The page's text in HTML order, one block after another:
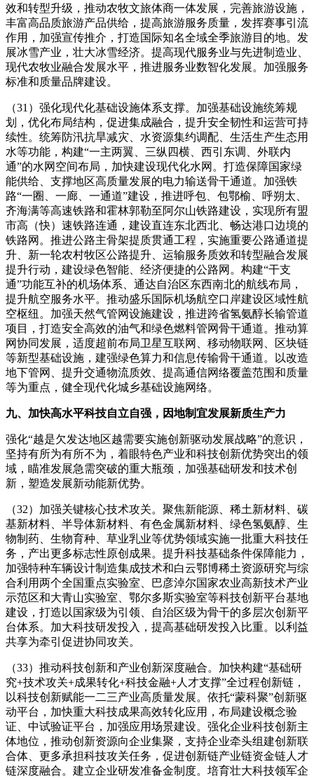
效和转型升级，推动农牧文旅体商一体发展，完善旅游设施，
丰富高品质旅游产品供给，提高旅游服务质量，发挥赛事引流
作用，加强宣传推介，打造国际知名全域全季旅游目的地。发
展冰雪产业，壮大冰雪经济。提高现代服务业与先进制造业、
现代农牧业融合发展水平，推进服务业数智化发展。加强服务
标准和质量品牌建设。
（31）强化现代化基础设施体系支撑。加强基础设施统筹规
划，优化布局结构，促进集成融合，提升安全韧性和运营可持
续性。统筹防汛抗旱减灾、水资源集约调配、生活生产生态用
水等功能，构建“一主两翼、三纵四横、西引东调、外联内
通”的水网空间布局，加快建设现代化水网。打造保障国家绿
能供给、支撑地区高质量发展的电力输送骨干通道。加强铁
路“一圈、一廊、一通道”建设，推进呼包、包鄂榆、呼朔太、
齐海满等高速铁路和霍林郭勒至阿尔山铁路建设，实现所有盟
市高（快）速铁路连通，建设直连东北西北、畅达港口边境的
铁路网。推进公路主骨架提质贯通工程，实施重要公路通道提
升、新一轮农村牧区公路提升、运输服务质效和转型融合发展
提升行动，建设绿色智能、经济便捷的公路网。构建“干支
通”功能互补的机场体系、通达自治区东西南北的航线布局，
提升航空服务水平。推动盛乐国际机场航空口岸建设区域性航
空枢纽。加强天然气管网设施建设，推进跨省氢氨醇长输管道
项目，打造安全高效的油气和绿色燃料管网骨干通道。推动算
网协同发展，适度超前布局卫星互联网、移动物联网、区块链
等新型基础设施，建强绿色算力和信息传输骨干通道。以改造
地下管网、提升交通物流质效、提高通信网络覆盖范围和质量
等为重点，健全现代化城乡基础设施网络。
九、加快高水平科技自立自强，因地制宜发展新质生产力
强化“越是欠发达地区越需要实施创新驱动发展战略”的意识，
坚持有所为有所不为，着眼特色产业和科技创新优势突出的领
域，瞄准发展急需突破的重大瓶颈，加强基础研发和技术创
新，塑造发展新动能新优势。
（32）加强关键核心技术攻关。聚焦新能源、稀土新材料、碳
基新材料、半导体新材料、有色金属新材料、绿色氢氨醇、生
物制药、生物育种、草业乳业等优势领域实施一批重大科技任
务，产出更多标志性原创成果。提升科技基础条件保障能力，
加强特种车辆设计制造集成技术和白云鄂博稀土资源研究与综
合利用两个全国重点实验室、巴彦淖尔国家农业高新技术产业
示范区和大青山实验室、鄂尔多斯实验室等科技创新平台基地
建设，打造以国家级为引领、自治区级为骨干的多层次创新平
台体系。加大科技研发投入，提高基础研发投入比重。以利益
共享为牵引促进协同攻关。
（33）推动科技创新和产业创新深度融合。加快构建“基础研
究+技术攻关+成果转化+科技金融+人才支撑”全过程创新链，
以科技创新赋能一二三产业高质量发展。依托“蒙科聚”创新驱
动平台，加快重大科技成果高效转化应用，布局建设概念验
证、中试验证平台，加强应用场景建设。强化企业科技创新主
体地位，推动创新资源向企业集聚，支持企业牵头组建创新联
合体、更多承担科技攻关任务，促进创新链产业链资金链人才
链深度融合。建立企业研发准备金制度。培育壮大科技领军企